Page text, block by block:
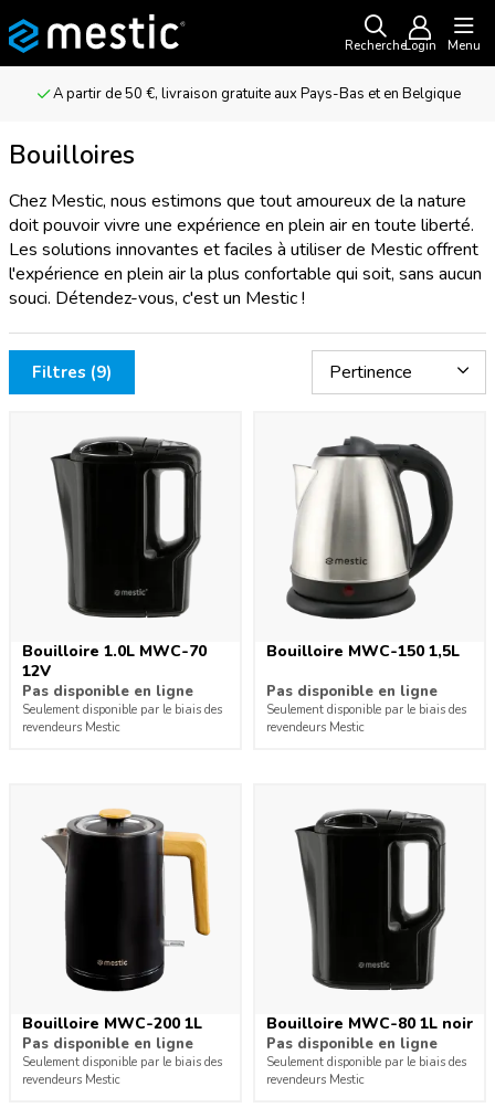
RechercheLogin Menu
A partir de 50 €, livraison gratuite aux Pays-Bas et en Belgique
Bouilloires
Chez Mestic, nous estimons que tout amoureux de la nature
doit pouvoir vivre une expérience en plein air en toute liberté.
Les solutions innovantes et faciles à utiliser de Mestic offrent
l'expérience en plein air la plus confortable qui soit, sans aucun
souci. Détendez-vous, c'est un Mestic !
Filtres (9)
Bouilloire 1.0L MWC-70
12V
Pas disponible en ligne
Seulement disponible par le biais des
revendeurs Mestic
Bouilloire MWC-150 1,5L
Pas disponible en ligne
Seulement disponible par le biais des
revendeurs Mestic
Bouilloire MWC-200 1L
Pas disponible en ligne
Seulement disponible par le biais des
revendeurs Mestic
Bouilloire MWC-80 1L noir
Pas disponible en ligne
Seulement disponible par le biais des
revendeurs Mestic